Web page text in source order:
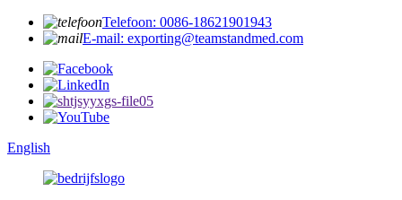
Telefoon: 0086-18621901943
E-mail: exporting@teamstandmed.com
English